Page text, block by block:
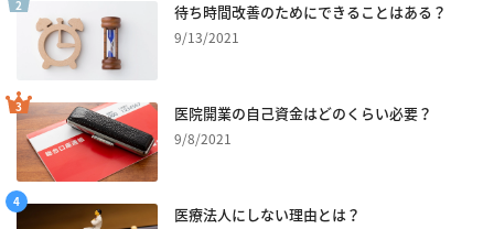
待ち時間改善のためにできることはある？
9/13/2021
医院開業の自己資金はどのくらい必要？
9/8/2021
医療法人にしない理由とは？